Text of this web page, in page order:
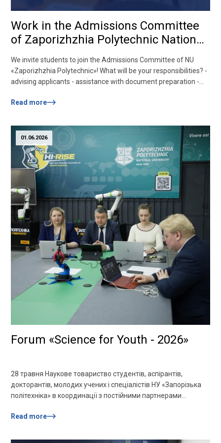
Work in the Admissions Committee
of Zaporizhzhia Polytechnic National
University
We invite students to join the Admissions Committee of NU
«Zaporizhzhia Polytechnic»! What will be your responsibilities? -
advising applicants - assistance with document preparation -
communication with applicants and their parents Work period:
8226nuzp.pk@gmail.comZaporizhzhia, 60 Universytetska
(Zhukovsky) St., building...
Read more
01.06.2026
Forum «Science for Youth - 2026»
28 травня Наукове товариство студентів, аспірантів,
докторантів, молодих учених і спеціалістів НУ «Запорізька
політехніка» в координації з постійними партнерами
присвячений підтримці та розбудові молодіжної науки: було
можливості створення та управління науковими
Read more